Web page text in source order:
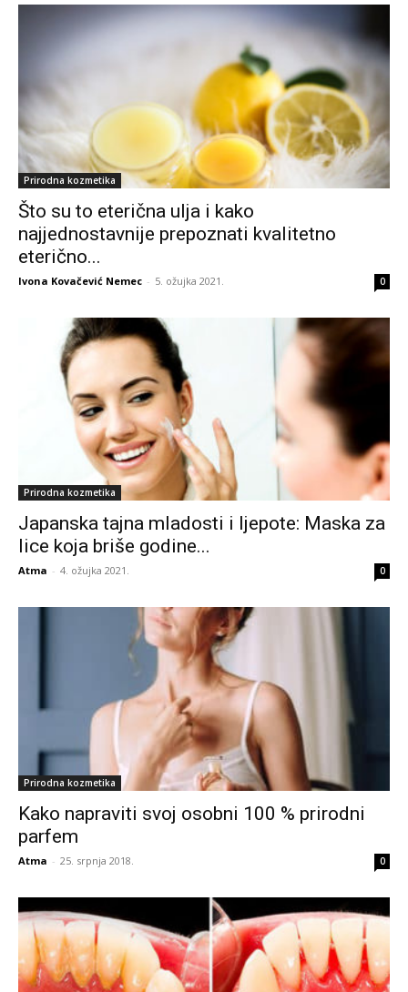
Prirodna kozmetika
Što su to eterična ulja i kako
najjednostavnije prepoznati kvalitetno
eterično...
Ivona Kovačević Nemec - 5. ožujka 2021. 0
Prirodna kozmetika
Japanska tajna mladosti i ljepote: Maska za
lice koja briše godine...
Atma - 4. ožujka 2021. 0
Prirodna kozmetika
Kako napraviti svoj osobni 100 % prirodni
parfem
Atma - 25. srpnja 2018. 0